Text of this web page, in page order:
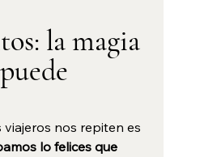
la magia
viajeros nos repiten es
lo felices que